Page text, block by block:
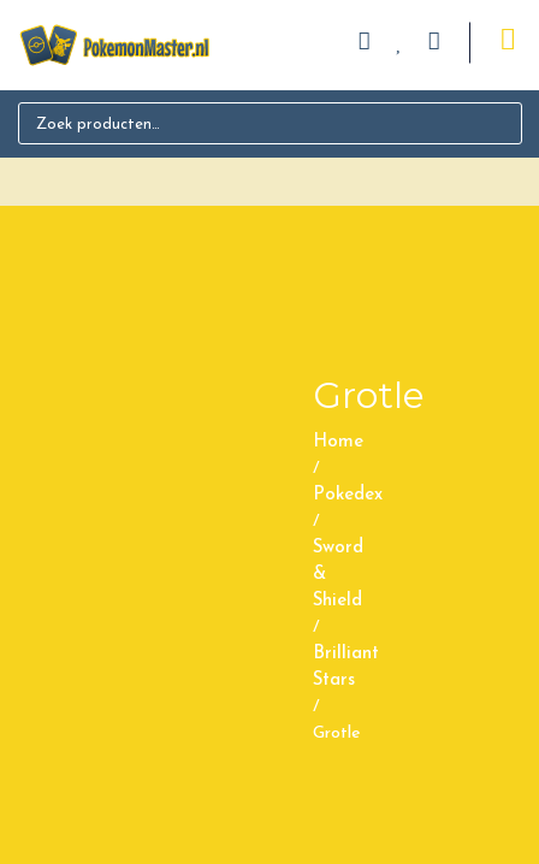
Search for:
Grotle
Home
/
Pokedex
/
Sword
&
Shield
/
Brilliant
Stars
/
Grotle